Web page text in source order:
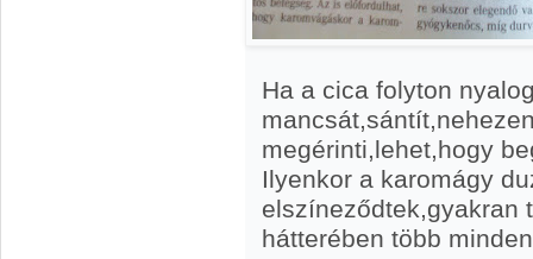
Ha a cica folyton
megérinti,lehet,hogy
Ilyenkor a karomágy
elszíneződtek,gyakran
hátterében több